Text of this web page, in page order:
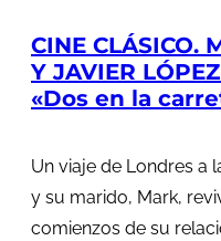
CINE CLÁSICO.
Y JAVIER
«Dos en la
Un viaje de Londres a
y su marido, Mark,
comienzos de su